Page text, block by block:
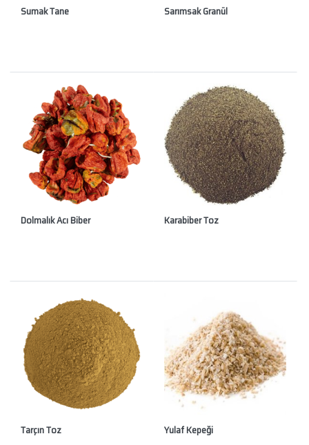
Sumak Tane Sarımsak Granül
Dolmalık Acı Biber Karabiber Toz
Tarçın Toz Yulaf Kepeği